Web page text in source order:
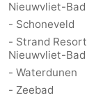
Nieuwvliet-Bad
- Schoneveld
- Strand Resort
Nieuwvliet-Bad
- Waterdunen
- Zeebad